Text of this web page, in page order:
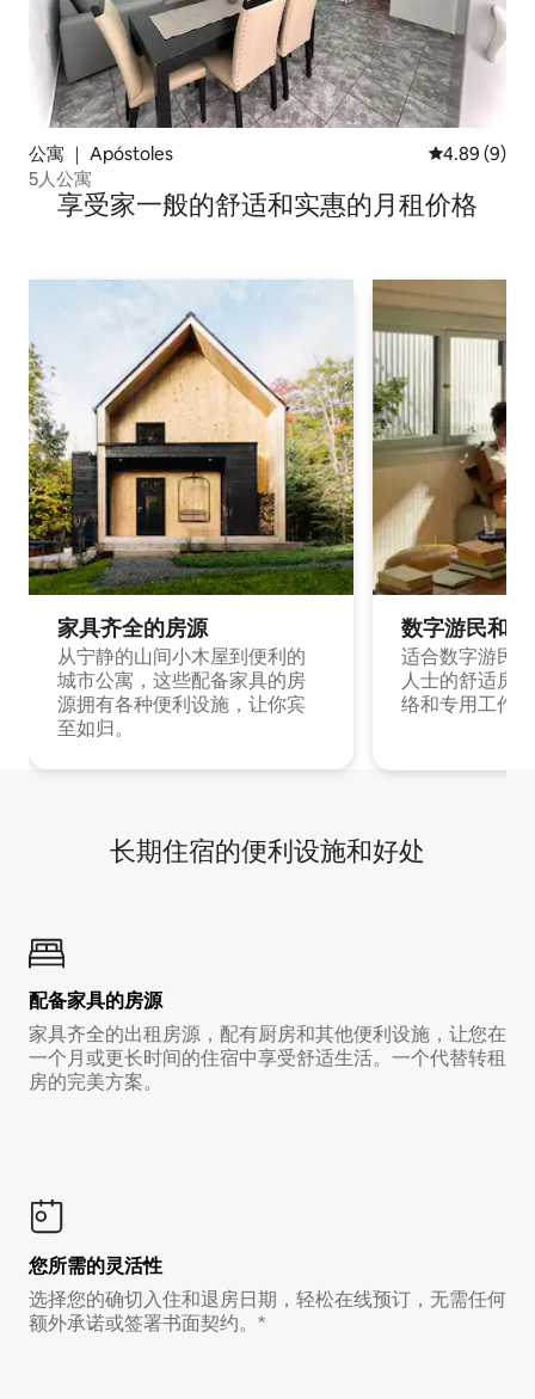
公寓 ｜ Apóstoles 平均评分
4.89 (9)
5人公寓
享受家一般的舒适和实惠的月租价格
家具齐全的房源
从宁静的山间小木屋到便利的
城市公寓，这些配备家具的房
源拥有各种便利设施，让你宾
至如归。
数字游民和
适合数字游民
人士的舒适房
络和专用工作
长期住宿的便利设施和好处
配备家具的房源
家具齐全的出租房源，配有厨房和其他便利设施，让您在
一个月或更长时间的住宿中享受舒适生活。一个代替转租
房的完美方案。
您所需的灵活性
选择您的确切入住和退房日期，轻松在线预订，无需任何
额外承诺或签署书面契约。*